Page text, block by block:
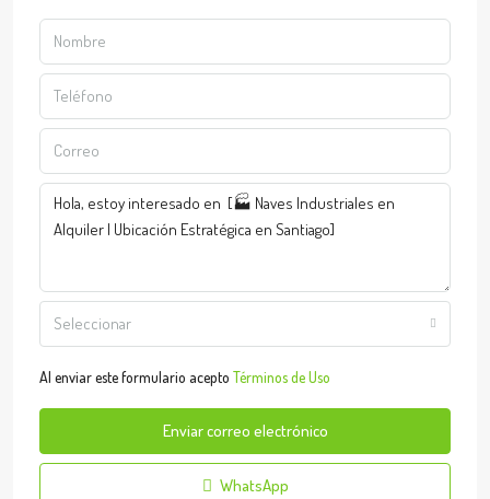
Seleccionar
Al enviar este formulario acepto Términos de Uso
Enviar correo electrónico
WhatsApp